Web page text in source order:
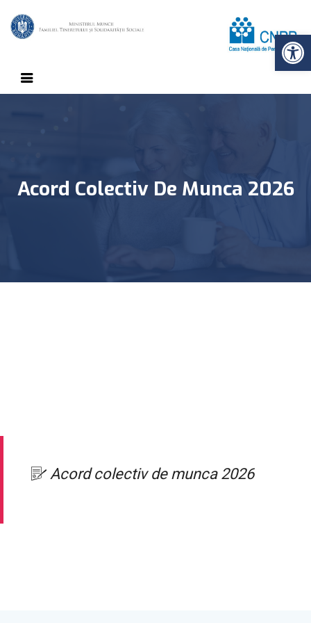
Acord Colectiv De Munca 2026
Acord colectiv de munca 2026